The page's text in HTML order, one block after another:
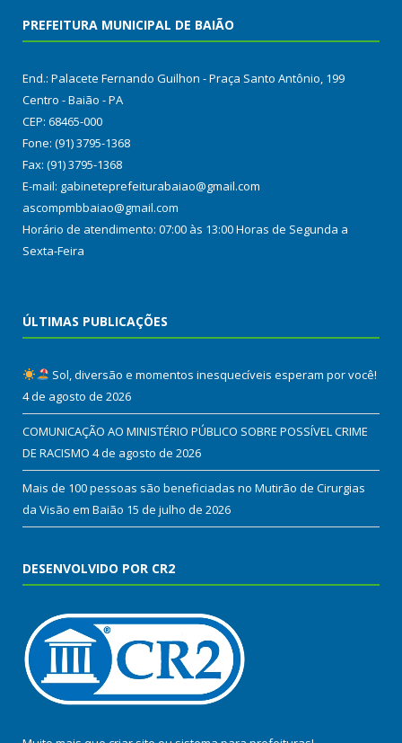
PREFEITURA MUNICIPAL DE BAIÃO
End.: Palacete Fernando Guilhon - Praça Santo Antônio, 199
Centro - Baião - PA
CEP: 68465-000
Fone: (91) 3795-1368
Fax: (91) 3795-1368
E-mail: gabineteprefeiturabaiao@gmail.com
ascompmbbaiao@gmail.com
Horário de atendimento: 07:00 às 13:00 Horas de Segunda a
Sexta-Feira
ÚLTIMAS PUBLICAÇÕES
Sol, diversão e momentos inesquecíveis esperam por você!
4 de agosto de 2026
COMUNICAÇÃO AO MINISTÉRIO PÚBLICO SOBRE POSSÍVEL CRIME
DE RACISMO 4 de agosto de 2026
Mais de 100 pessoas são beneficiadas no Mutirão de Cirurgias
da Visão em Baião 15 de julho de 2026
DESENVOLVIDO POR CR2